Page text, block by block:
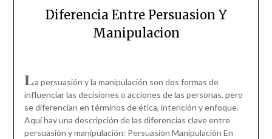
Diferencia Entre Persuasion Y
Manipulacion
La persuasión y la manipulación son dos formas de
influenciar las decisiones o acciones de las personas, pero
se diferencian en términos de ética, intención y enfoque.
Aquí hay una descripción de las diferencias clave entre
persuasión y manipulación: Persuasión Manipulación En